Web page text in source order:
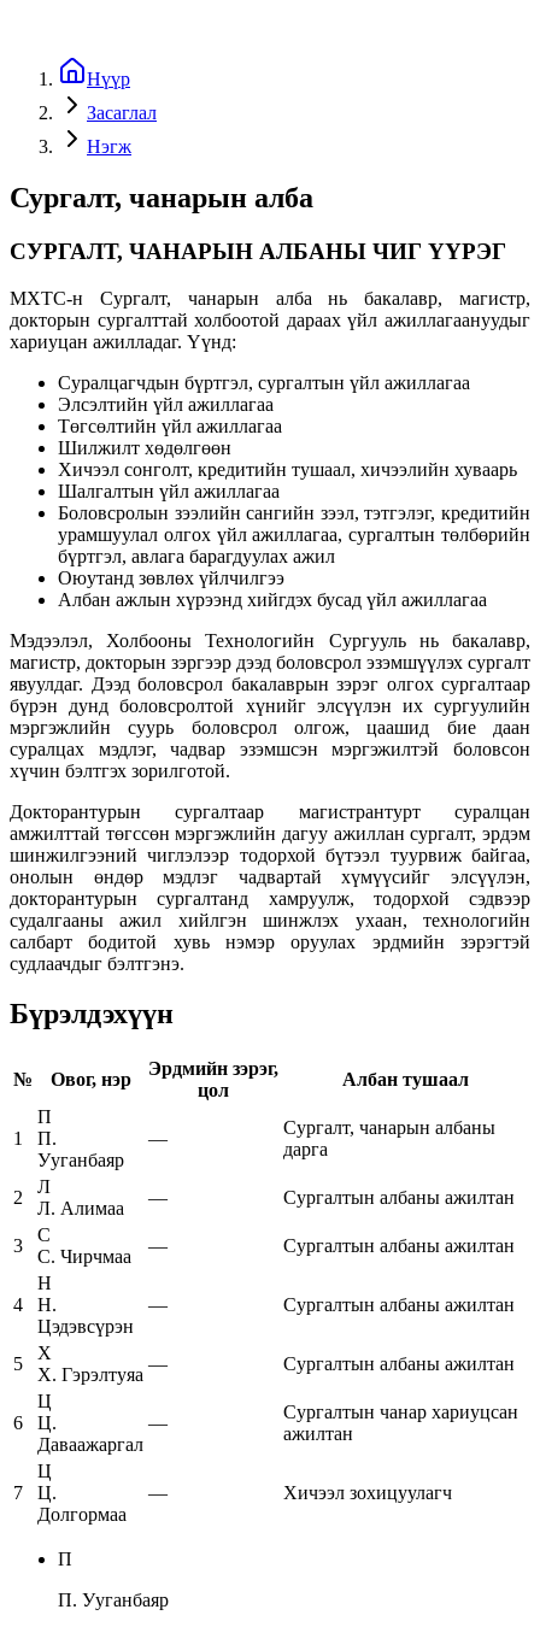
Нүүр
Засаглал
Нэгж
Сургалт, чанарын алба
СУРГАЛТ, ЧАНАРЫН АЛБАНЫ ЧИГ ҮҮРЭГ
МХТС-н Сургалт, чанарын алба нь бакалавр, магистр,
докторын сургалттай холбоотой дараах үйл ажиллагаануудыг
хариуцан ажилладаг. Үүнд:
Суралцагчдын бүртгэл, сургалтын үйл ажиллагаа
Элсэлтийн үйл ажиллагаа
Төгсөлтийн үйл ажиллагаа
Шилжилт хөдөлгөөн
Хичээл сонголт, кредитийн тушаал, хичээлийн хуваарь
Шалгалтын үйл ажиллагаа
Боловсролын зээлийн сангийн зээл, тэтгэлэг, кредитийн
урамшуулал олгох үйл ажиллагаа, сургалтын төлбөрийн
бүртгэл, авлага барагдуулах ажил
Оюутанд зөвлөх үйлчилгээ
Албан ажлын хүрээнд хийгдэх бусад үйл ажиллагаа
Мэдээлэл, Холбооны Технологийн Сургууль нь бакалавр,
магистр, докторын зэргээр дээд боловсрол эзэмшүүлэх сургалт
явуулдаг. Дээд боловсрол бакалаврын зэрэг олгох сургалтаар
бүрэн дунд боловсролтой хүнийг элсүүлэн их сургуулийн
мэргэжлийн суурь боловсрол олгож, цаашид бие даан
суралцах мэдлэг, чадвар эзэмшсэн мэргэжилтэй боловсон
хүчин бэлтгэх зорилготой.
Докторантурын сургалтаар магистрантурт суралцан
амжилттай төгссөн мэргэжлийн дагуу ажиллан сургалт, эрдэм
шинжилгээний чиглэлээр тодорхой бүтээл туурвиж байгаа,
онолын өндөр мэдлэг чадвартай хүмүүсийг элсүүлэн,
докторантурын сургалтанд хамруулж, тодорхой сэдвээр
судалгааны ажил хийлгэн шинжлэх ухаан, технологийн
салбарт бодитой хувь нэмэр оруулах эрдмийн зэрэгтэй
судлаачдыг бэлтгэнэ.
Бүрэлдэхүүн
№ Овог, нэр
Эрдмийн зэрэг,
цол
Албан тушаал
1
П
П.
Ууганбаяр
—
Сургалт, чанарын албаны
дарга
2
Л
Л. Алимаа
— Сургалтын албаны ажилтан
3
С
С. Чирчмаа
— Сургалтын албаны ажилтан
4
Н
Н.
Цэдэвсүрэн
— Сургалтын албаны ажилтан
5
Х
Х. Гэрэлтуяа
— Сургалтын албаны ажилтан
6
Ц
Ц.
Даваажаргал
—
Сургалтын чанар хариуцсан
ажилтан
7
Ц
Ц.
Долгормаа
— Хичээл зохицуулагч
П
П. Ууганбаяр